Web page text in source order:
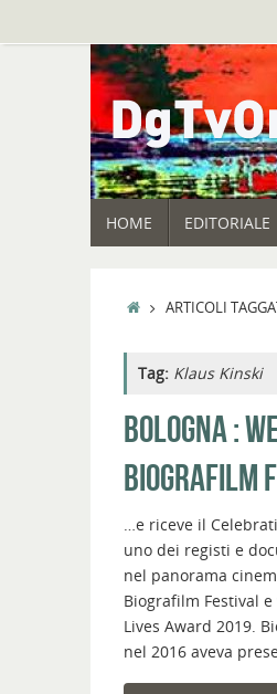
HOME EDITORIALE
HOMEARTICOLI
Tag: Klaus Kinski
BOLOGNA :
BIOGRAFILM
…e riceve il
uno dei registi e
nel panorama
Biografilm Festival
Lives Award 2019.
nel 2016 aveva